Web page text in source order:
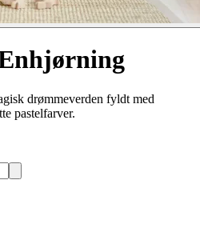
drømmeverden fyldt med
pastelfarver.